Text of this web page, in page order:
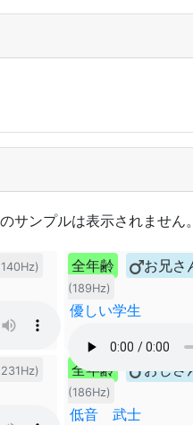
サンプルは表示されません。
全年齢 お兄さ
(189Hz)
優しい学生
全年齢 おじ
(186Hz)
低音 武士